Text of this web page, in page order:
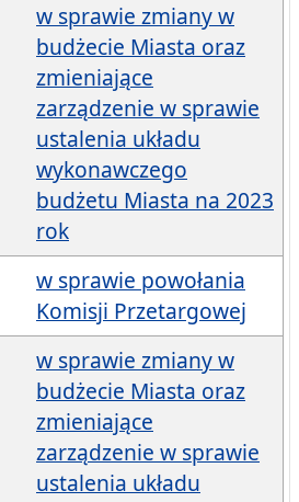
w sprawie zmiany w
budżecie Miasta oraz
zmieniające
zarządzenie w sprawie
ustalenia układu
wykonawczego
budżetu Miasta na 2023
rok
w sprawie powołania
Komisji Przetargowej
w sprawie zmiany w
budżecie Miasta oraz
zmieniające
zarządzenie w sprawie
ustalenia układu